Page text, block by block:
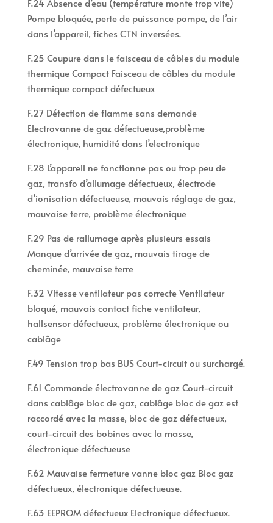
F.24 Absence d’eau (température monte trop vite)
Pompe bloquée, perte de puissance pompe, de l’air
dans l’appareil, fiches CTN inversées.
F.25 Coupure dans le faisceau de câbles du module
thermique Compact Faisceau de câbles du module
thermique compact défectueux
F.27 Détection de flamme sans demande
Electrovanne de gaz défectueuse,problème
électronique, humidité dans l’electronique
F.28 L’appareil ne fonctionne pas ou trop peu de
gaz, transfo d’allumage défectueux, électrode
d’ionisation défectueuse, mauvais réglage de gaz,
mauvaise terre, problème électronique
F.29 Pas de rallumage après plusieurs essais
Manque d’arrivée de gaz, mauvais tirage de
cheminée, mauvaise terre
F.32 Vitesse ventilateur pas correcte Ventilateur
bloqué, mauvais contact fiche ventilateur,
hallsensor défectueux, problème électronique ou
cablâge
F.49 Tension trop bas BUS Court-circuit ou surchargé.
F.61 Commande électrovanne de gaz Court-circuit
dans cablâge bloc de gaz, cablâge bloc de gaz est
raccordé avec la masse, bloc de gaz défectueux,
court-circuit des bobines avec la masse,
électronique défectueuse
F.62 Mauvaise fermeture vanne bloc gaz Bloc gaz
défectueux, électronique défectueuse.
F.63 EEPROM défectueux Electronique défectueux.